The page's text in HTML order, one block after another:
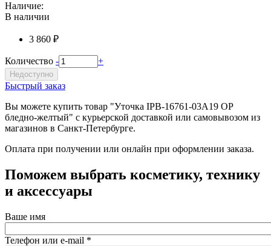
Наличие:
В наличии
3 860 ₽
Количество - +
Недоступно
Быстрый заказ
Вы можете купить товар "Уточка IPB-16761-03A19 OP
бледно-желтый" с курьерской доставкой или самовывозом из
магазинов в Санкт-Петербурге.
Оплата при получении или онлайн при оформлении заказа.
Поможем выбрать косметику, технику
и аксессуары
Ваше имя
Телефон или e-mail *